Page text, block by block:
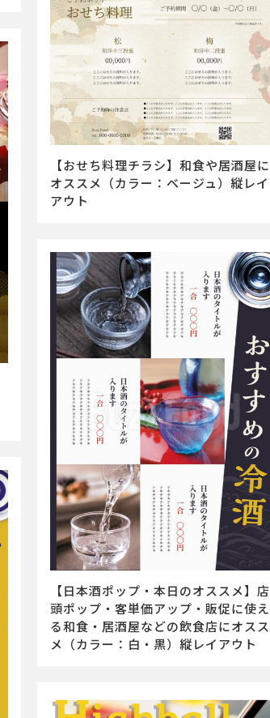
【おせち料理チラシ】和食や居酒屋に
オススメ（カラー：ベージュ）縦レイ
アウト
【日本酒ポップ・本日のオススメ】店
頭ポップ・客単価アップ・販促に使え
る和食・居酒屋などの飲食店にオスス
メ（カラー：白・黒）縦レイアウト